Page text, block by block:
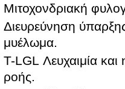
Μιτοχονδριακή
Διευρεύνηση
μυέλωμα.
T-LGL Λευχαιμία
ροής.